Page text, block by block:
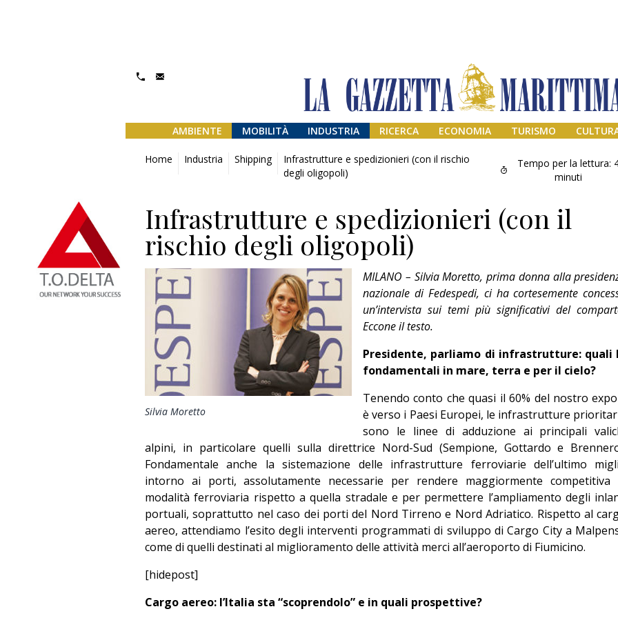
AMBIENTE MOBILITÀ INDUSTRIA RICERCA ECONOMIA TURISMO
Home Industria Shipping
Infrastrutture e spedizionieri (con il rischio
degli oligopoli)
Tempo per la lettura:
minuti
Infrastrutture e spedizionieri (con il
rischio degli oligopoli)
Silvia Moretto
MILANO – Silvia Moretto, prima donna alla
nazionale di Fedespedi, ci ha cortesemente
un’intervista sui temi più significativi del
Eccone il testo.
Presidente, parliamo di infrastrutture: quali
fondamentali in mare, terra e per il cielo?
Tenendo conto che quasi il 60% del nostro
è verso i Paesi Europei, le infrastrutture
sono le linee di adduzione ai principali
alpini, in particolare quelli sulla direttrice Nord-Sud (Sempione, Gottardo e
Fondamentale anche la sistemazione delle infrastrutture ferroviarie dell’ultimo
intorno ai porti, assolutamente necessarie per rendere maggiormente competitiva
modalità ferroviaria rispetto a quella stradale e per permettere l’ampliamento degli
portuali, soprattutto nel caso dei porti del Nord Tirreno e Nord Adriatico. Rispetto al
aereo, attendiamo l’esito degli interventi programmati di sviluppo di Cargo City a
come di quelli destinati al miglioramento delle attività merci all’aeroporto di Fiumicino.
[hidepost]
Cargo aereo: l’Italia sta “scoprendolo” e in quali prospettive?
Addio amico
Giorgio